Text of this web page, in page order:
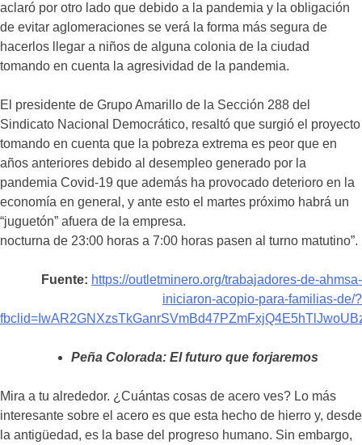
aclaró por otro lado que debido a la pandemia y la obligación
de evitar aglomeraciones se verá la forma más segura de
hacerlos llegar a niños de alguna colonia de la ciudad
tomando en cuenta la agresividad de la pandemia.
El presidente de Grupo Amarillo de la Sección 288 del
Sindicato Nacional Democrático, resaltó que surgió el proyecto
tomando en cuenta que la pobreza extrema es peor que en
años anteriores debido al desempleo generado por la
pandemia Covid-19 que además ha provocado deterioro en la
economía en general, y ante esto el martes próximo habrá un
“juguetón” afuera de la empresa.
nocturna de 23:00 horas a 7:00 horas pasen al turno matutino”.
Fuente: https://outletminero.org/trabajadores-de-ahmsa-
iniciaron-acopio-para-familias-de/?
Peña Colorada: El futuro que forjaremos
Mira a tu alrededor. ¿Cuántas cosas de acero ves? Lo más
interesante sobre el acero es que esta hecho de hierro y, desde
la antigüedad, es la base del progreso humano. Sin embargo,